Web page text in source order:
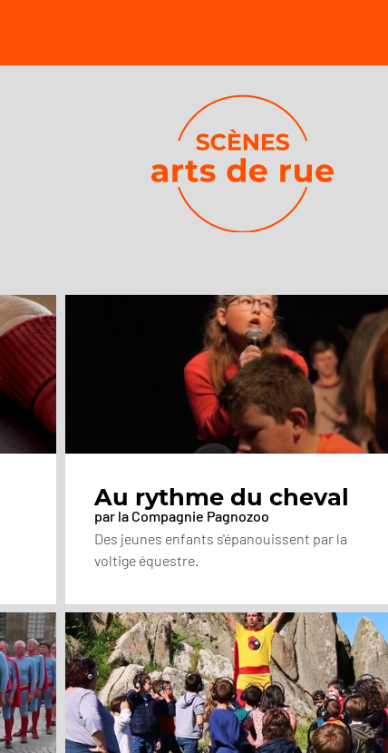
Au rythme du cheval
par la Compagnie Pagnozoo
Des jeunes enfants s'épanouissent par la
voltige équestre.